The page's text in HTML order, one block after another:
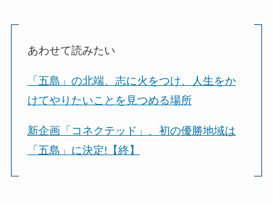
あわせて読みたい
「五島」の北端、志に火をつけ、人生をか
けてやりたいことを見つめる場所
新企画「コネクテッド」、初の優勝地域は
「五島」に決定!【終】